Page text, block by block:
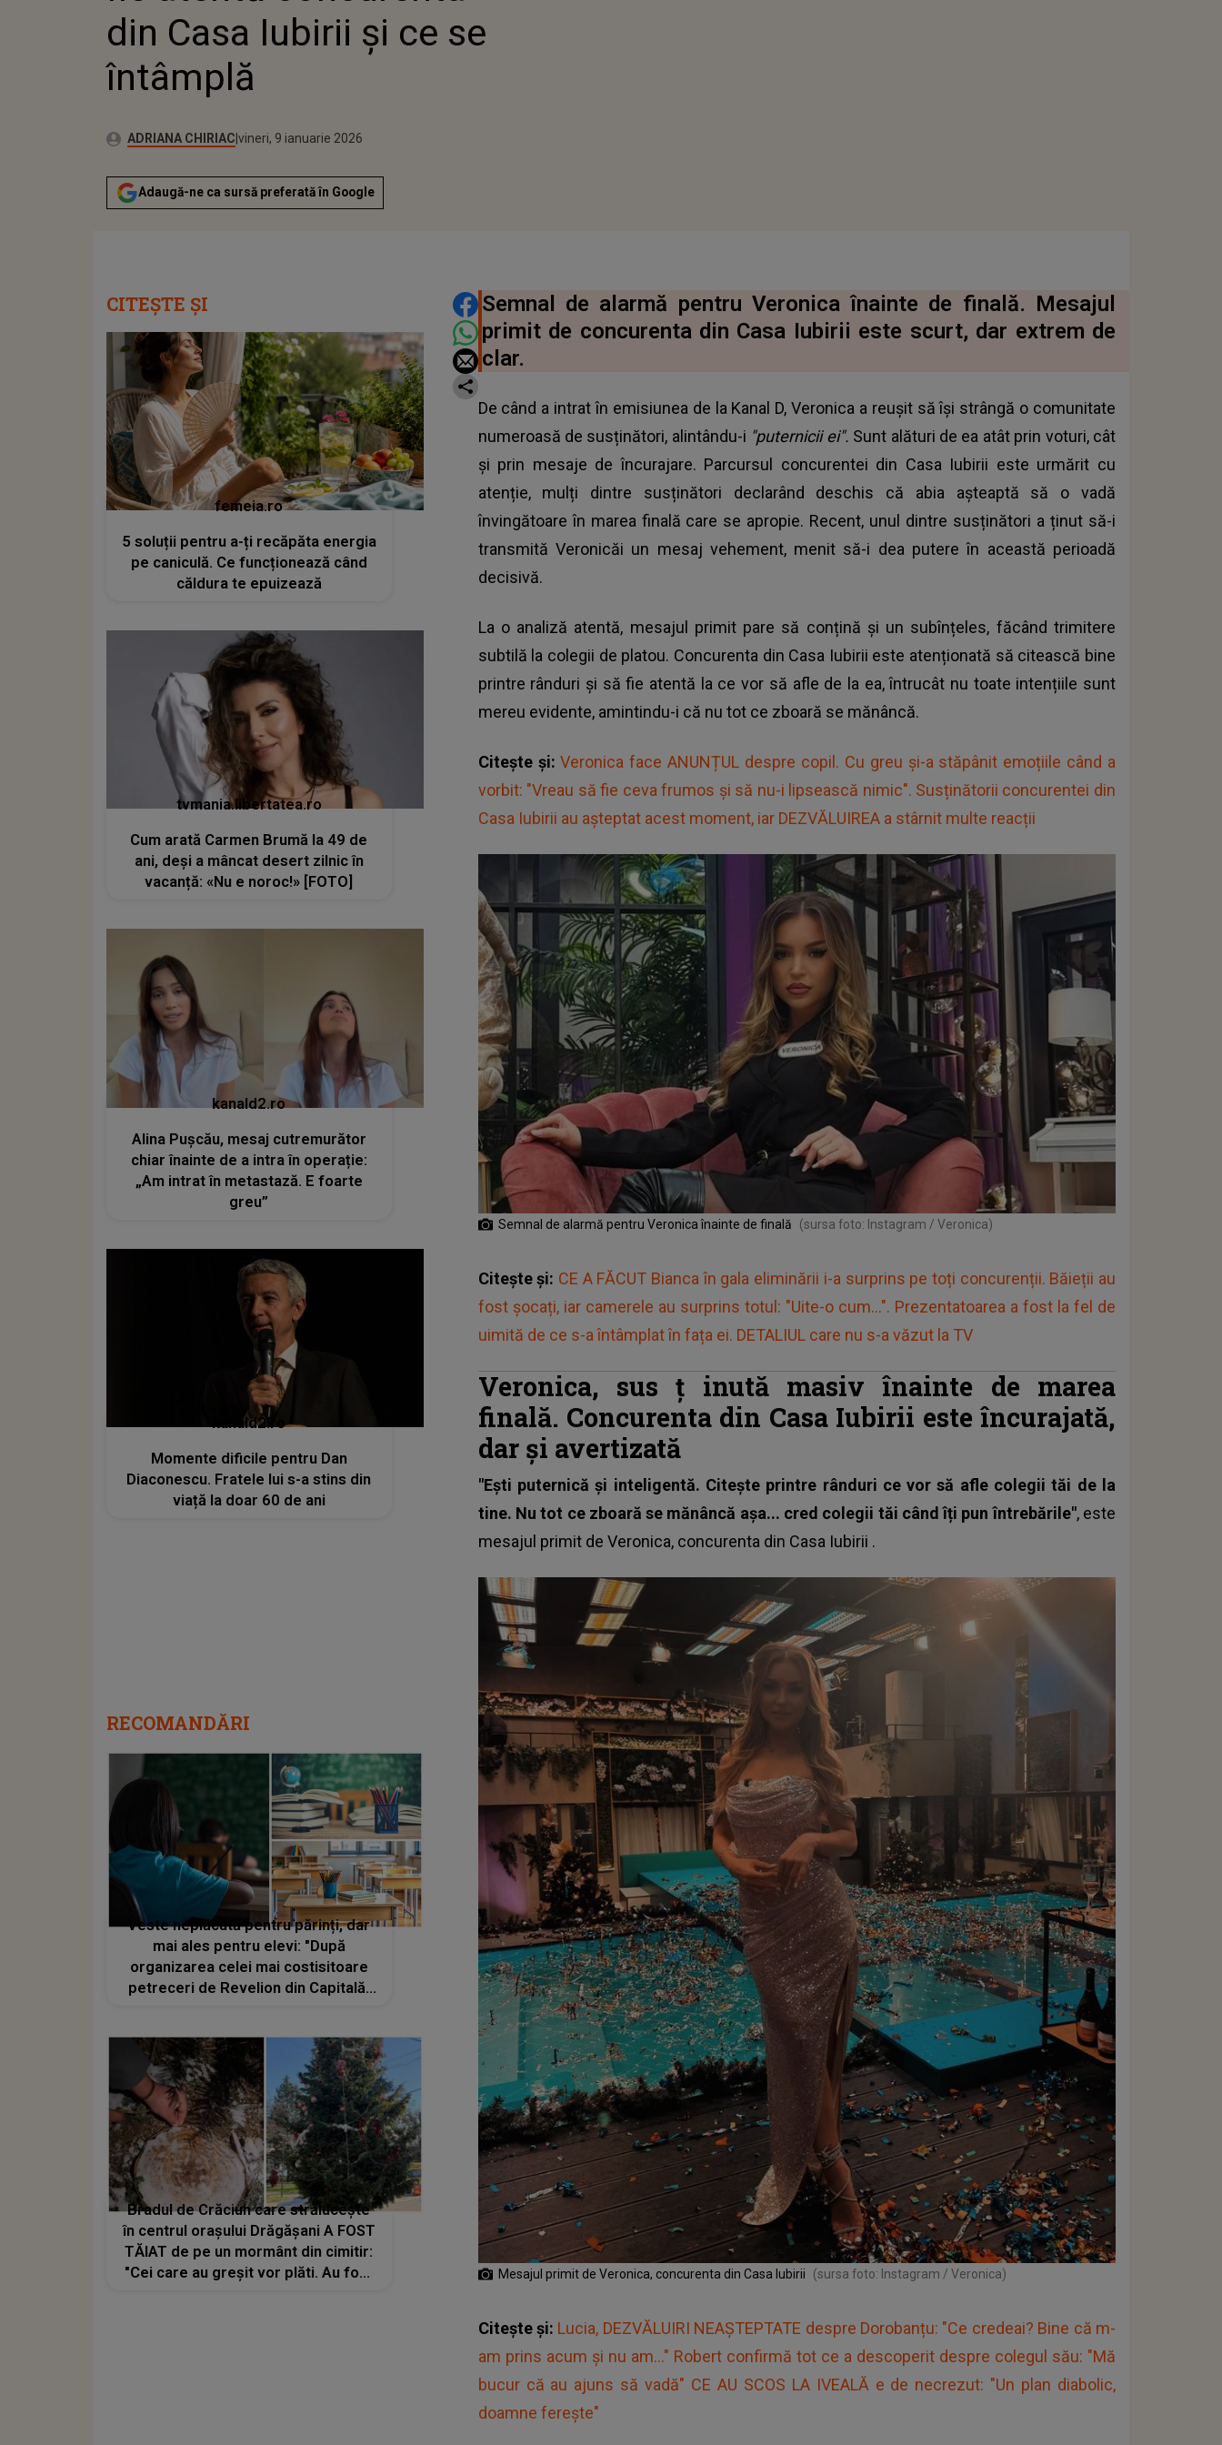
din Casa Iubirii și ce se
întâmplă
Autor:ADRIANA CHIRIACPublicat:
marți, 6 ianuarie 2026
Actualizat:
vineri, 9 ianuarie 2026
Adaugă-ne ca sursă preferată în Google
DISTRIBUIE ARTICOLUL
Semnal de alarmă pentru Veronica înainte de finală. Mesajul
primit de concurenta din Casa Iubirii este scurt, dar extrem de
clar.
De când a intrat în emisiunea de la Kanal D, Veronica a reușit să își strângă o comunitate
numeroasă de susținători, alintându-i "puternicii ei". Sunt alături de ea atât prin voturi, cât
și prin mesaje de încurajare. Parcursul concurentei din Casa Iubirii este urmărit cu
atenție, mulți dintre susținători declarând deschis că abia așteaptă să o vadă
învingătoare în marea finală care se apropie. Recent, unul dintre susținători a ținut să-i
transmită Veronicăi un mesaj vehement, menit să-i dea putere în această perioadă
decisivă.
La o analiză atentă, mesajul primit pare să conțină și un subînțeles, făcând trimitere
subtilă la colegii de platou. Concurenta din Casa Iubirii este atenționată să citească bine
printre rânduri și să fie atentă la ce vor să afle de la ea, întrucât nu toate intențiile sunt
mereu evidente, amintindu-i că nu tot ce zboară se mănâncă.
Citește și:Veronica face ANUNȚUL despre copil. Cu greu și-a stăpânit emoțiile când a
vorbit: "Vreau să fie ceva frumos și să nu-i lipsească nimic". Susținătorii concurentei din
Casa Iubirii au așteptat acest moment, iar DEZVĂLUIREA a stârnit multe reacții
Semnal de alarmă pentru Veronica înainte de finală (sursa foto: Instagram / Veronica)
Citește și: CE A FĂCUT Bianca în gala eliminării i-a surprins pe toți concurenții. Băieții au
fost șocați, iar camerele au surprins totul: "Uite-o cum...". Prezentatoarea a fost la fel de
uimită de ce s-a întâmplat în fața ei. DETALIUL care nu s-a văzut la TV
Veronica, susț inută masiv înainte de marea
finală. Concurenta din Casa Iubirii este încurajată,
dar și avertizată
"Ești puternică și inteligentă. Citește printre rânduri ce vor să afle colegii tăi de la
tine. Nu tot ce zboară se mănâncă așa... cred colegii tăi când îți pun întrebările", este
mesajul primit de Veronica, concurenta din Casa Iubirii .
Mesajul primit de Veronica, concurenta din Casa Iubirii (sursa foto: Instagram / Veronica)
Citește și: Lucia, DEZVĂLUIRI NEAȘTEPTATE despre Dorobanțu: "Ce credeai? Bine că m-
am prins acum și nu am..." Robert confirmă tot ce a descoperit despre colegul său: "Mă
bucur că au ajuns să vadă" CE AU SCOS LA IVEALĂ e de necrezut: "Un plan diabolic,
doamne ferește"
CITEȘTE ȘI
femeia.ro
5 soluții pentru a-ți recăpăta energia
pe caniculă. Ce funcționează când
căldura te epuizează
tvmania.libertatea.ro
Cum arată Carmen Brumă la 49 de
ani, deși a mâncat desert zilnic în
vacanță: «Nu e noroc!» [FOTO]
kanald2.ro
Alina Pușcău, mesaj cutremurător
chiar înainte de a intra în operație:
„Am intrat în metastază. E foarte
greu”
kanald2.ro
Momente dificile pentru Dan
Diaconescu. Fratele lui s-a stins din
viață la doar 60 de ani
RECOMANDĂRI
Veste neplăcută pentru părinți, dar
mai ales pentru elevi: "După
organizarea celei mai costisitoare
petreceri de Revelion din Capitală,
va mai fi reluat în 2026, din lipsă de
fonduri"
Bradul de Crăciun care strălucește
în centrul orașului Drăgăşani A FOST
TĂIAT de pe un mormânt din cimitir:
"Cei care au greșit vor plăti. Au fost